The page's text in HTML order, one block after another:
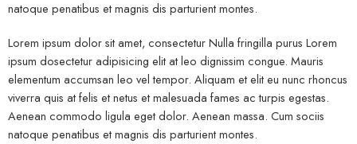
natoque penatibus et magnis dis parturient montes.
Lorem ipsum dolor sit amet, consectetur Nulla fringilla purus Lorem
ipsum dosectetur adipisicing elit at leo dignissim congue. Mauris
elementum accumsan leo vel tempor. Aliquam et elit eu nunc rhoncus
viverra quis at felis et netus et malesuada fames ac turpis egestas.
Aenean commodo ligula eget dolor. Aenean massa. Cum sociis
natoque penatibus et magnis dis parturient montes.